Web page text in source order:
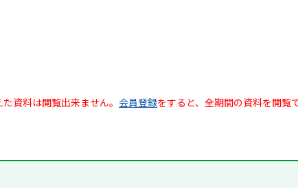
資料は閲覧出来ません。 会員登録をすると、全期間の資料を閲覧